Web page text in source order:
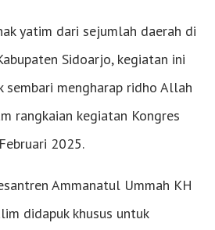
yatim dari sejumlah daerah di
Sidoarjo, kegiatan ini
sembari mengharap ridho Allah
rangkaian kegiatan Kongres
2025.
Ammanatul Ummah KH
didapuk khusus untuk